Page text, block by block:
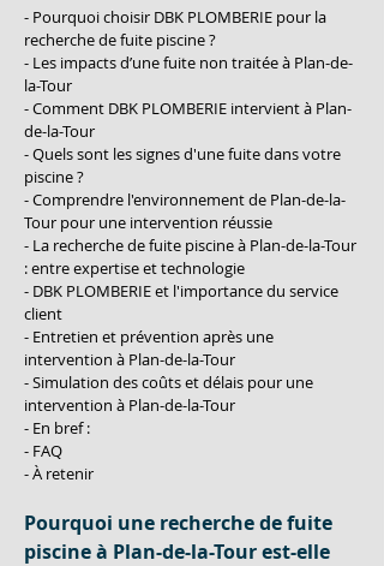
- Pourquoi choisir DBK PLOMBERIE pour la
recherche de fuite piscine ?
- Les impacts d’une fuite non traitée à Plan-de-
la-Tour
- Comment DBK PLOMBERIE intervient à Plan-
de-la-Tour
- Quels sont les signes d'une fuite dans votre
piscine ?
- Comprendre l'environnement de Plan-de-la-
Tour pour une intervention réussie
- La recherche de fuite piscine à Plan-de-la-Tour
: entre expertise et technologie
- DBK PLOMBERIE et l'importance du service
client
- Entretien et prévention après une
intervention à Plan-de-la-Tour
- Simulation des coûts et délais pour une
intervention à Plan-de-la-Tour
- En bref :
- FAQ
- À retenir
Pourquoi une recherche de fuite
piscine à Plan-de-la-Tour est-elle